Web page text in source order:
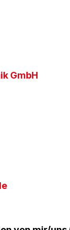
GmbH